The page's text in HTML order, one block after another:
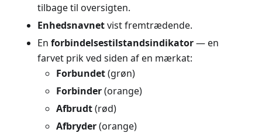
tilbage til oversigten.
Enhedsnavnetvist fremtrædende.
En forbindelsestilstandsindikator— en
farvet prik ved siden af en mærkat:
Forbundet(grøn)
Forbinder(orange)
Afbrudt(rød)
Afbryder(orange)